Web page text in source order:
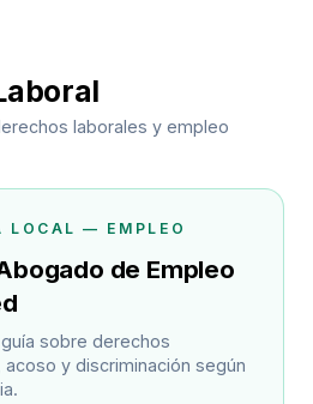
laborales y empleo
LOCAL — EMPLEO
de Empleo
sobre derechos
y discriminación según